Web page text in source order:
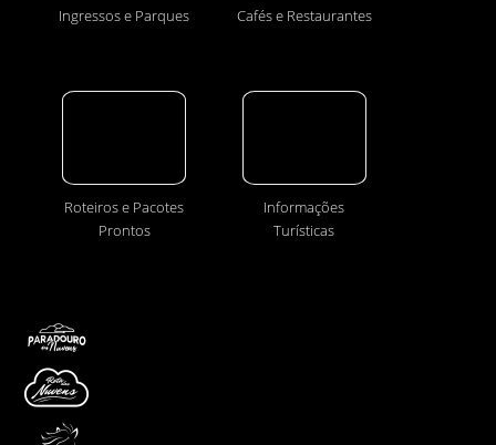
Ingressos e Parques Cafés e Restaurantes
Roteiros e Pacotes
Prontos
Informações
Turísticas